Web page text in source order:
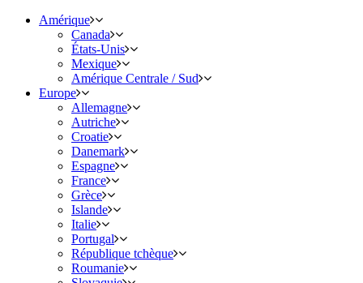
Amérique
Canada
États-Unis
Mexique
Amérique Centrale / Sud
Europe
Allemagne
Autriche
Croatie
Danemark
Espagne
France
Grèce
Islande
Italie
Portugal
République tchèque
Roumanie